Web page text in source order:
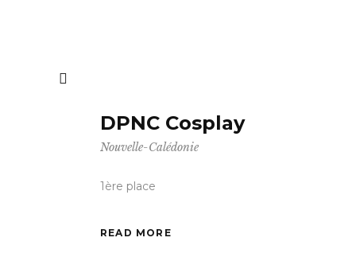
DPNC Cosplay
Nouvelle-Calédonie
1ère place
READ MORE